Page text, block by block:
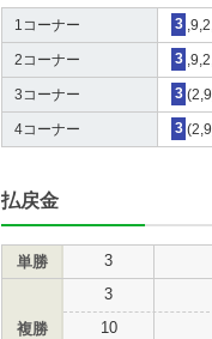
1コーナー 3
2コーナー 3
3コーナー 3
4コーナー 3
払戻金
単勝 3
複勝
3
10